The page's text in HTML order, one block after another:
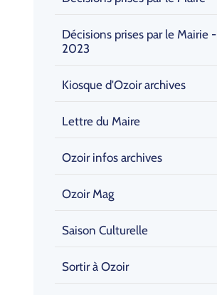
Décisions prises par le Mairie -
2023
Kiosque d'Ozoir archives
Lettre du Maire
Ozoir infos archives
Ozoir Mag
Saison Culturelle
Sortir à Ozoir